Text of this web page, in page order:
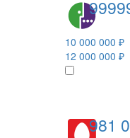
10 000 000 ₽
12 000 000 ₽
981